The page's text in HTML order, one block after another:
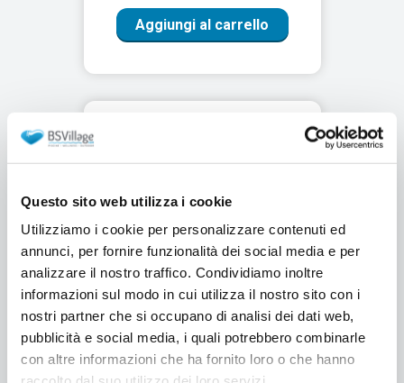
Questo sito web utilizza i cookie
Utilizziamo i cookie per personalizzare contenuti ed
annunci, per fornire funzionalità dei social media e per
analizzare il nostro traffico. Condividiamo inoltre
informazioni sul modo in cui utilizza il nostro sito con i
nostri partner che si occupano di analisi dei dati web,
pubblicità e social media, i quali potrebbero combinarle
con altre informazioni che ha fornito loro o che hanno
Aggiungi al carrello
Camino a bioetanolo da tavolo
ALTEA 0,8 kW